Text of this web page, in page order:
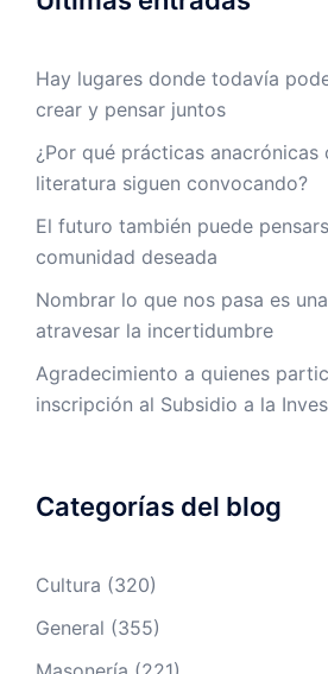
Hay lugares donde todavía
crear y pensar juntos
¿Por qué prácticas
literatura siguen convocando?
El futuro también puede
comunidad deseada
Nombrar lo que nos pasa es
atravesar la incertidumbre
Agradecimiento a quienes
inscripción al Subsidio a la
Categorías del blog
Cultura (320)
General (355)